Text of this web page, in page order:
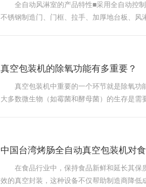
全自动风淋室的产品特性■采用全自动控
不锈钢制造门、门框、拉手、加厚地台板、
真空包装机的除氧功能有多重要？
真空包装机中重要的一个环节就是除氧
大多数微生物（如霉菌和酵母菌）的生存是
中国台湾烤肠全自动真空包装机对
在食品行业中，保持食品新鲜和延长其
效的真空封装，这种设备不仅帮助制造商降